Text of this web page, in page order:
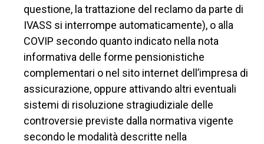
questione, la trattazione del reclamo da parte di
IVASS si interrompe automaticamente), o alla
COVIP secondo quanto indicato nella nota
informativa delle forme pensionistiche
complementari o nel sito internet dell’impresa di
assicurazione, oppure attivando altri eventuali
sistemi di risoluzione stragiudiziale delle
controversie previste dalla normativa vigente
secondo le modalità descritte nella